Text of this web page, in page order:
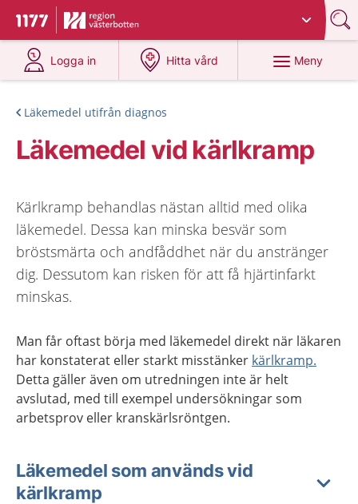
Till startsidan för 1177
Du har valt region
Logga in
på 1177.se
Hitta vård
på 1177.se
Meny
Läkemedel utifrån diagnos
Läkemedel vid kärlkramp
Kärlkramp behandlas nästan alltid med olika
läkemedel. Dessa kan minska besvär som
bröstsmärta och andfåddhet när du anstränger
dig. Dessutom kan risken för att få hjärtinfarkt
minskas.
Man får oftast börja med läkemedel direkt när läkaren
har konstaterat eller starkt misstänker kärlkramp.
Detta gäller även om utredningen inte är helt
avslutad, med till exempel undersökningar som
arbetsprov eller kranskärlsröntgen.
Läkemedel som används vid
kärlkramp